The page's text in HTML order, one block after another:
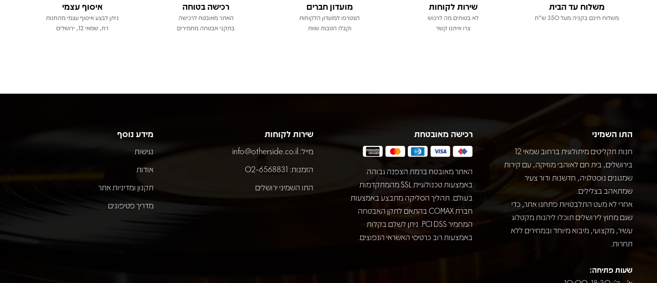
משלוח עד הבית
משלוח חינם בקניה מעל 350 ש"ח
שירות לקוחות
לא בטוחים מה לרכוש
צרו איתנו קשר
מועדון חברים
הצטרפו למועדון הלקוחות
וקבלו הטבות שוות
רכישה בטוחה
האתר מאובטח לרכישה
בתקני אבטחה מחמירים
איסוף עצמי
ניתן לבצע איסוף עצמי מהחנות
רח, שמאי 12, ירושלים
התו השמיני
חנות תקליטים מיתולוגית ברחוב שמאי 12
בירושלים, בית חם לאוהבי מוזיקה, עם קירות
שמנגנים נוסטלגיה, חדשנות ודור צעיר
שמתאהב בצלילים.
אחרי לא מעט התלבטויות פתחנו אתר, כדי
שגם מחוץ לירושלים תוכלו ליהנות מקטלוג
עשיר, מקצועי, מיבוא מיוחד ובמחירים ללא
תחרות.
שעות פתיחה:
רכישה מאובטחת
האתר מאובטח ברמת הצפנה גבוהה
באמצעות טכנולוגיית SSL מהמתקדמות
בעולם. תהליך הסליקה מתבצע באמצעות
חברת COMAX בהתאם לתקן האבטחה
המחמיר PCI DSS. ניתן לשלם בקלות
באמצעות רוב כרטיסי האשראי הנפוצים.
שירות לקוחות
מייל: info@otherside.co.il
הזמנות: 02-6568831
התו השמיני ירושלים
מידע נוסף
נגישות
אודות
תקנון ומדיניות אתר
מדריך פטיפונים